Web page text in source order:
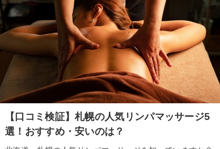
【口コミ検証】札幌の人気リンパマッサージ5
選！おすすめ・安いのは？